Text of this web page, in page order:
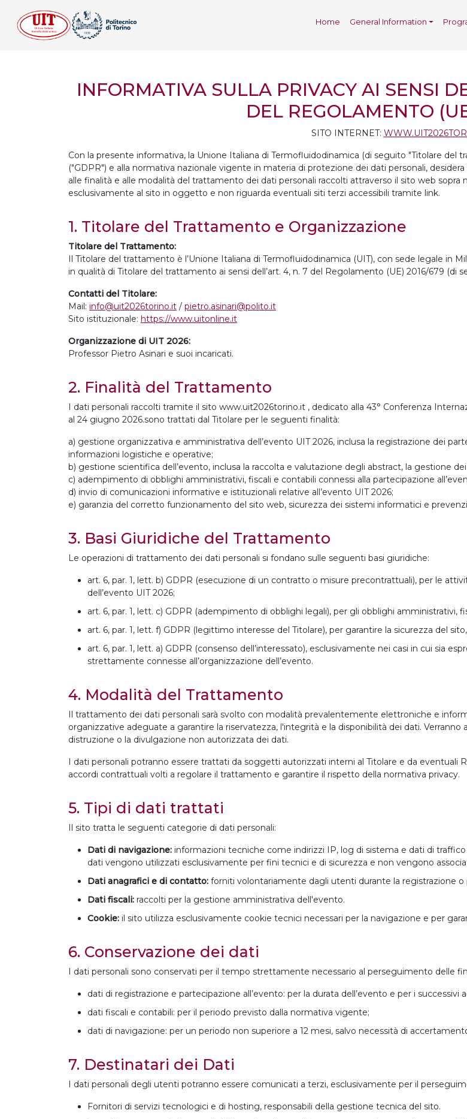
Home General Information
INFORMATIVA SULLA PRIVACY AI SENSI
DEL REGOLAMENTO
SITO INTERNET:
Con la presente informativa, la Unione Italiana di Termofluidodinamica (di seguito "Titolare del
("GDPR") e alla normativa nazionale vigente in materia di protezione dei dati personali,
alle finalità e alle modalità del trattamento dei dati personali raccolti attraverso il sito web sopra
esclusivamente al sito in oggetto e non riguarda eventuali siti terzi accessibili tramite link.
1. Titolare del Trattamento e Organizzazione
Titolare del Trattamento:
Il Titolare del trattamento è l’Unione Italiana di Termofluidodinamica (UIT), con sede legale in
in qualità di Titolare del trattamento ai sensi dell’art. 4, n. 7 del Regolamento (UE) 2016/679 (di
Contatti del Titolare:
Mail: info@uit2026torino.it / pietro.asinari@polito.it
Sito istituzionale: https://www.uitonline.it
Organizzazione di UIT 2026:
Professor Pietro Asinari e suoi incaricati.
2. Finalità del Trattamento
I dati personali raccolti tramite il sito www.uit2026torino.it , dedicato alla 43° Conferenza
al 24 giugno 2026.sono trattati dal Titolare per le seguenti finalità:
a) gestione organizzativa e amministrativa dell’evento UIT 2026, inclusa la registrazione dei
informazioni logistiche e operative;
b) gestione scientifica dell’evento, inclusa la raccolta e valutazione degli abstract, la gestione
c) adempimento di obblighi amministrativi, fiscali e contabili connessi alla partecipazione
d) invio di comunicazioni informative e istituzionali relative all’evento UIT 2026;
e) garanzia del corretto funzionamento del sito web, sicurezza dei sistemi informatici e
3. Basi Giuridiche del Trattamento
Le operazioni di trattamento dei dati personali si fondano sulle seguenti basi giuridiche:
art. 6, par. 1, lett. b) GDPR (esecuzione di un contratto o misure precontrattuali), per le
dell’evento UIT 2026;
art. 6, par. 1, lett. c) GDPR (adempimento di obblighi legali), per gli obblighi amministrativi,
art. 6, par. 1, lett. f) GDPR (legittimo interesse del Titolare), per garantire la sicurezza del
art. 6, par. 1, lett. a) GDPR (consenso dell’interessato), esclusivamente nei casi in cui sia
strettamente connesse all’organizzazione dell’evento.
4. Modalità del Trattamento
Il trattamento dei dati personali sarà svolto con modalità prevalentemente elettroniche e
organizzative adeguate a garantire la riservatezza, l'integrità e la disponibilità dei dati.
distruzione o la divulgazione non autorizzata dei dati.
I dati personali potranno essere trattati da soggetti autorizzati interni al Titolare e da eventuali
accordi contrattuali volti a regolare il trattamento e garantire il rispetto della normativa privacy.
5. Tipi di dati trattati
Il sito tratta le seguenti categorie di dati personali:
Dati di navigazione: informazioni tecniche come indirizzi IP, log di sistema e dati di
dati vengono utilizzati esclusivamente per fini tecnici e di sicurezza e non vengono
Dati anagrafici e di contatto: forniti volontariamente dagli utenti durante la registrazione o
Dati fiscali: raccolti per la gestione amministrativa dell'evento.
Cookie: il sito utilizza esclusivamente cookie tecnici necessari per la navigazione e per
6. Conservazione dei dati
I dati personali sono conservati per il tempo strettamente necessario al perseguimento delle
dati di registrazione e partecipazione all’evento: per la durata dell’evento e per i
dati fiscali e contabili: per il periodo previsto dalla normativa vigente;
dati di navigazione: per un periodo non superiore a 12 mesi, salvo necessità di
7. Destinatari dei Dati
I dati personali degli utenti potranno essere comunicati a terzi, esclusivamente per il
Fornitori di servizi tecnologici e di hosting, responsabili della gestione tecnica del sito.